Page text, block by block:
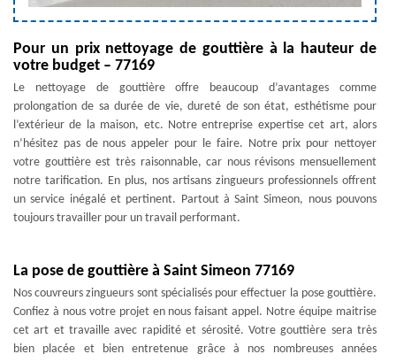
Pour un prix nettoyage de gouttière à la hauteur de
votre budget – 77169
Le nettoyage de gouttière offre beaucoup d’avantages comme
prolongation de sa durée de vie, dureté de son état, esthétisme pour
l’extérieur de la maison, etc. Notre entreprise expertise cet art, alors
n’hésitez pas de nous appeler pour le faire. Notre prix pour nettoyer
votre gouttière est très raisonnable, car nous révisons mensuellement
notre tarification. En plus, nos artisans zingueurs professionnels offrent
un service inégalé et pertinent. Partout à Saint Simeon, nous pouvons
toujours travailler pour un travail performant.
La pose de gouttière à Saint Simeon 77169
Nos couvreurs zingueurs sont spécialisés pour effectuer la pose gouttière.
Confiez à nous votre projet en nous faisant appel. Notre équipe maitrise
cet art et travaille avec rapidité et sérosité. Votre gouttière sera très
bien placée et bien entretenue grâce à nos nombreuses années